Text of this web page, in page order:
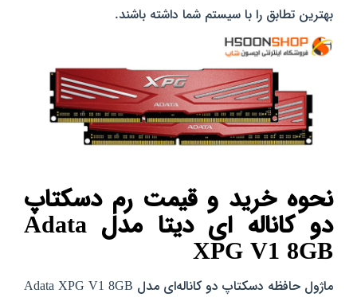
بهترین تطابق را با سیستم شما داشته باشند.
نحوه خرید و قیمت رم دسکتاپ
دو کاناله ای دیتا مدل Adata
XPG V1 8GB
ماژول حافظه دسکتاپ دو کاناله‌ای مدل Adata XPG V1 8GB